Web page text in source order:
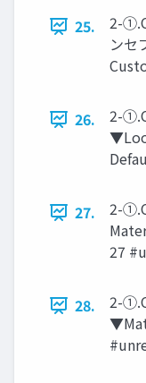
25.
2-
ンセ
26.
2-
27.
2-
27
28.
2-